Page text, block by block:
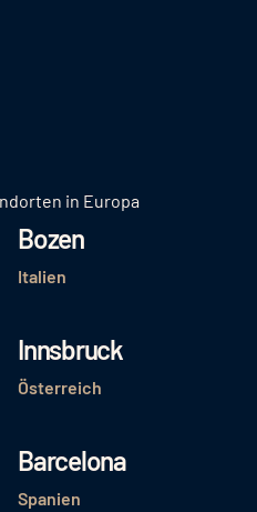
in Europa
Bozen
Italien
Innsbruck
Österreich
Barcelona
Spanien